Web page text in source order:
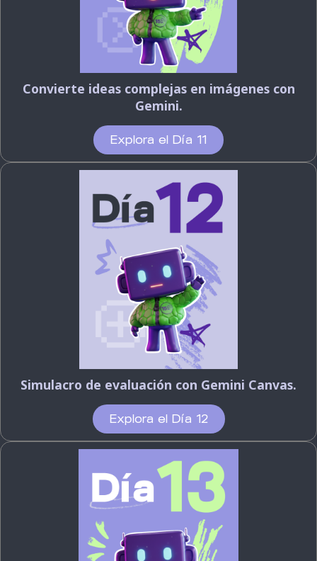
Convierte ideas complejas en imágenes con
Gemini.
Explora el Día 11
Simulacro de evaluación con Gemini Canvas.
Explora el Día 12